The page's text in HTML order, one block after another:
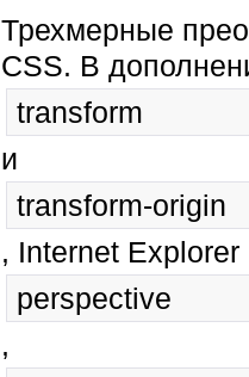
Трехмерные
CSS. В
transform
и
transform-origin
, Internet Explorer
perspective
,